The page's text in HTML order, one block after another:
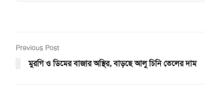
Previous Post
মুরগি ও ডিমের বাজার অস্থির, বাড়ছে আলু চিনি তেলের দাম